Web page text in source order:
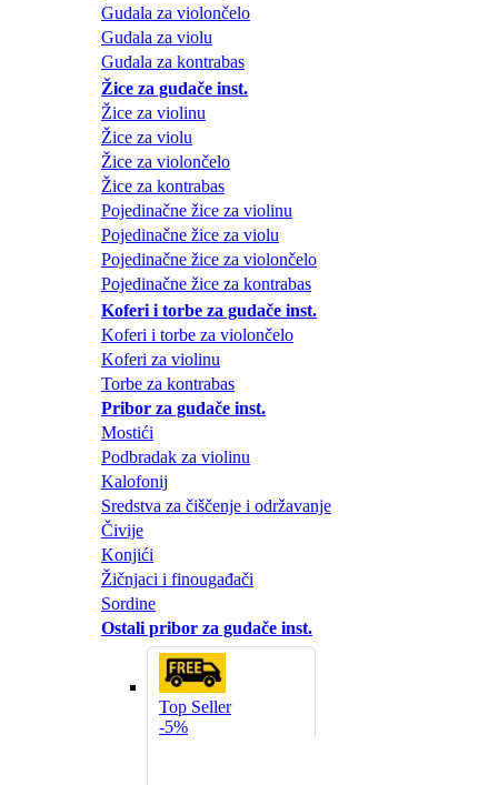
Gudala za violončelo
Gudala za violu
Gudala za kontrabas
Žice za gudače inst.
Žice za violinu
Žice za violu
Žice za violončelo
Žice za kontrabas
Pojedinačne žice za violinu
Pojedinačne žice za violu
Pojedinačne žice za violončelo
Pojedinačne žice za kontrabas
Koferi i torbe za gudače inst.
Koferi i torbe za violončelo
Koferi za violinu
Torbe za kontrabas
Pribor za gudače inst.
Mostići
Podbradak za violinu
Kalofonij
Sredstva za čiščenje i održavanje
Čivije
Konjići
Žičnjaci i finougađači
Sordine
Ostali pribor za gudače inst.
Top Seller
-5%